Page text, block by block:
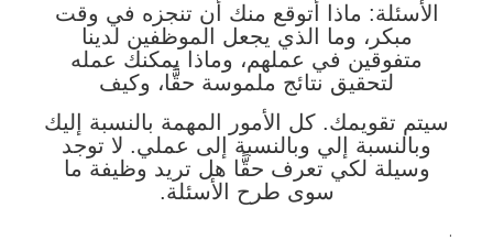
الأسئلة: ماذا أتوقع منك أن تنجزه في وقت
مبكر، وما الذي يجعل الموظفين لدينا
متفوقين في عملهم، وماذا يمكنك عمله
لتحقيق نتائج ملموسة حقًّا، وكيف
سيتم تقويمك. كل الأمور المهمة بالنسبة إليك
وبالنسبة إلي وبالنسبة إلى عملي. لا توجد
وسيلة لكي تعرف حقًّا هل تريد وظيفة ما
سوى طرح الأسئلة.
.